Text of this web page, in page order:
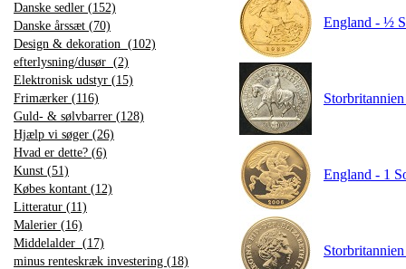
Danske sedler (152)
Danske årssæt (70)
Design & dekoration (102)
efterlysning/dusør (2)
Elektronisk udstyr (15)
Frimærker (116)
Guld- & sølvbarrer (128)
Hjælp vi søger (26)
Hvad er dette? (6)
Kunst (51)
Købes kontant (12)
Litteratur (11)
Malerier (16)
Middelalder (17)
minus renteskræk investering (18)
England - ½
England - 1